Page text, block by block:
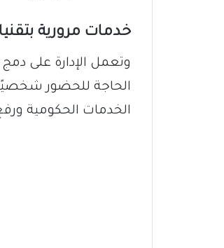
خدمات مرورية
وتعمل الإدارة على
الحاجة للحضور
الخدمات الحكومية